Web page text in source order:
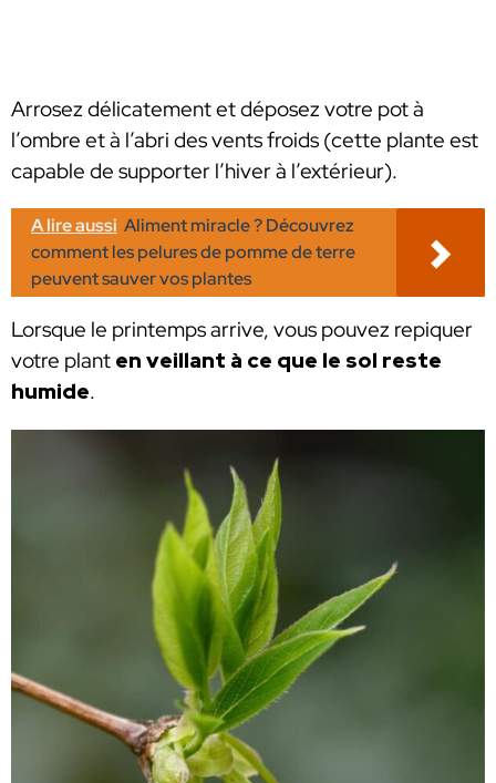
Arrosez délicatement et déposez votre pot à
l’ombre et à l’abri des vents froids (cette plante est
capable de supporter l’hiver à l’extérieur).
A lire aussi Aliment miracle ? Découvrez
comment les pelures de pomme de terre
peuvent sauver vos plantes
Lorsque le printemps arrive, vous pouvez repiquer
votre plant en veillant à ce que le sol reste
humide.